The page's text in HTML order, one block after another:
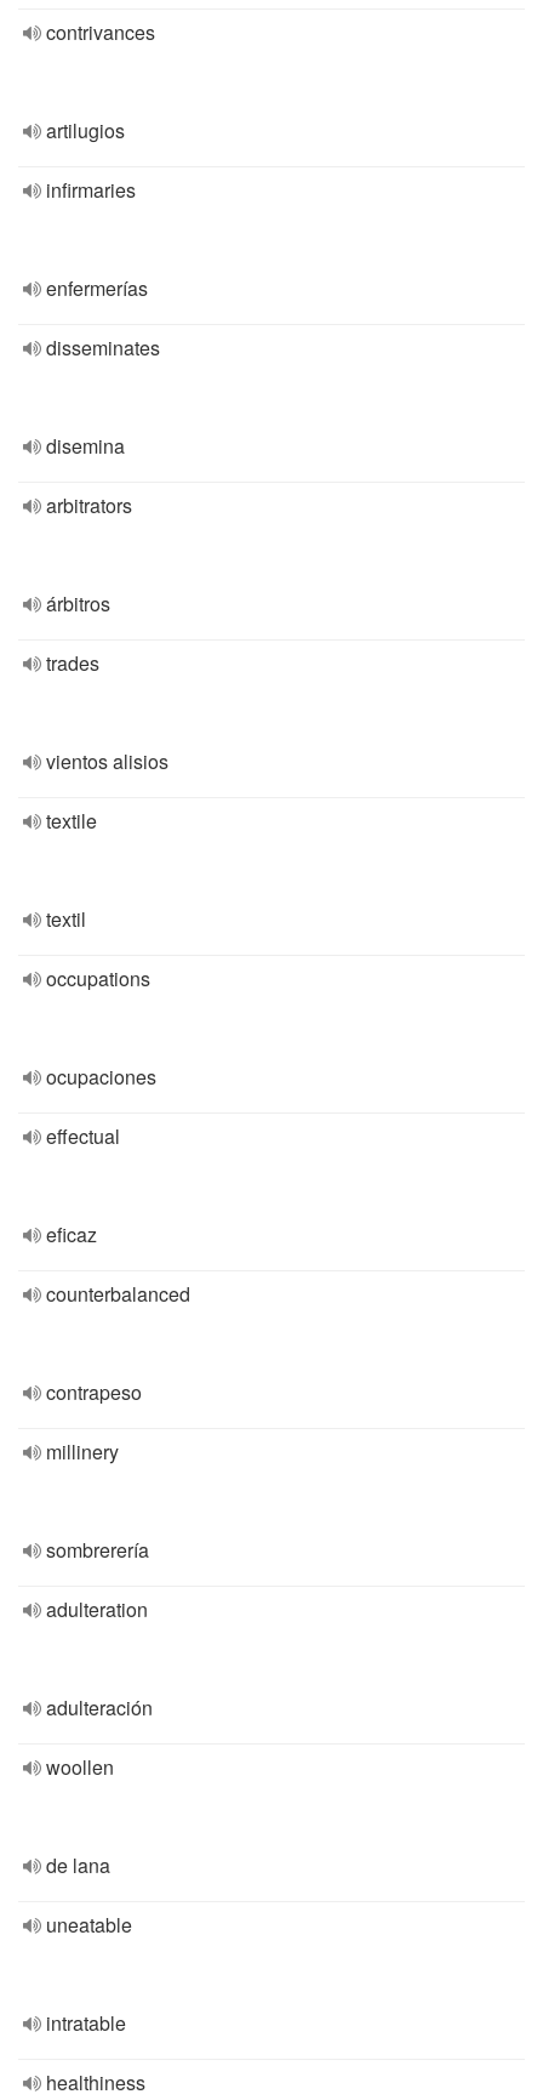
contrivances
artilugios
infirmaries
enfermerías
disseminates
disemina
arbitrators
árbitros
trades
vientos alisios
textile
textil
occupations
ocupaciones
effectual
eficaz
counterbalanced
contrapeso
millinery
sombrerería
adulteration
adulteración
woollen
de lana
uneatable
intratable
healthiness